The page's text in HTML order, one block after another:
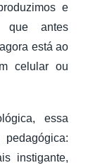
e
que antes
está ao
celular ou
essa
instigante,